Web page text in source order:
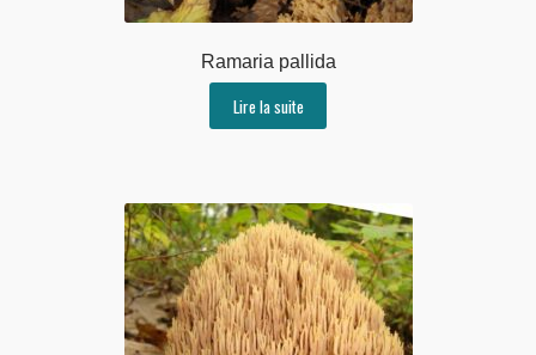
Ramaria pallida
Lire la suite